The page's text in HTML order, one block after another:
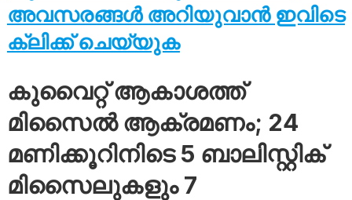
അവസരങ്ങൾ അറിയുവാൻ ഇവിടെ
ക്ലിക്ക് ചെയ്യുക
കുവൈറ്റ് ആകാശത്ത്
മിസൈൽ ആക്രമണം; 24
മണിക്കൂറിനിടെ 5 ബാലിസ്റ്റിക്
മിസൈലുകളും 7